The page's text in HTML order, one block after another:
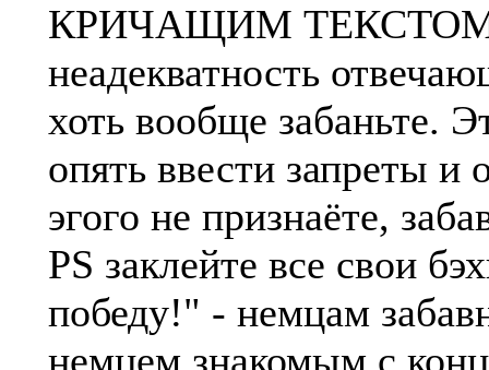
КРИЧАЩИМ ТЕКСТОМ
неадекватность
хоть вообще забаньте.
опять ввести запреты
эгого не признаёте,
PS заклейте все свои
победу!" - немцам
немцем знакомым с